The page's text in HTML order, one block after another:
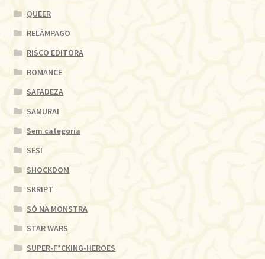
QUEER
RELÂMPAGO
RISCO EDITORA
ROMANCE
SAFADEZA
SAMURAI
Sem categoria
SESI
SHOCKDOM
SKRIPT
SÓ NA MONSTRA
STAR WARS
SUPER-F*CKING-HEROES